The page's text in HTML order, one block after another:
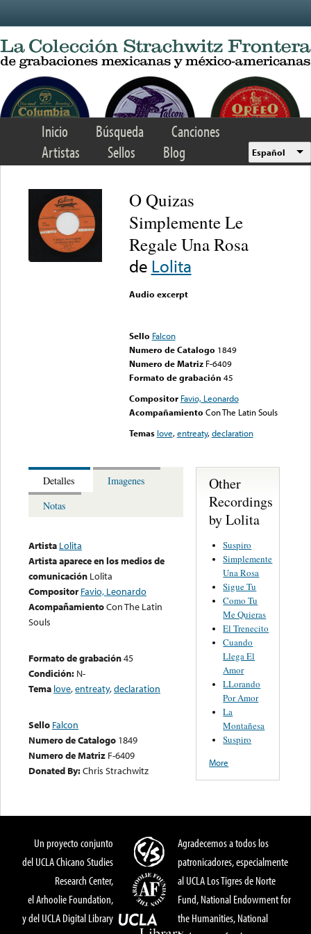
Inicio Búsqueda
Canciones
Artistas
Sellos Blog Español
O Quizas
Simplemente Le
Regale Una Rosa
de Lolita
Audio excerpt
Sello Falcon
Numero de Catalogo 1849
Numero de Matriz F-6409
Formato de grabación 45
Compositor Favio, Leonardo
Acompañamiento Con The Latin Souls
Temas love,entreaty,declaration
Detalles
Imagenes
Notas
Artista Lolita
Artista aparece en los medios de
comunicación Lolita
Compositor Favio, Leonardo
AcompañamientoCon The Latin
Souls
Formato de grabación45
Condición: N-
Tema love,entreaty,declaration
Sello Falcon
Numero de Catalogo 1849
Numero de Matriz F-6409
Donated By:Chris Strachwitz
Other
Recordings
by Lolita
Suspiro
Simplemente
Una Rosa
Sigue Tu
Como Tu
Me Quieras
El Trenecito
Cuando
Llega El
Amor
LLorando
Por Amor
La
Montañesa
Suspiro
More
Un proyecto conjunto
del UCLA Chicano Studies
Research Center,
el Arhoolie Foundation,
y del UCLA Digital Library
Agradecemos a todos los
patronicadores, especialmente
al UCLA Los Tigres de Norte
Fund, National Endowment for
the Humanities, National